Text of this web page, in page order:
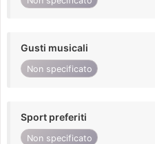
Gusti musicali
Non specificato
Sport preferiti
Non specificato